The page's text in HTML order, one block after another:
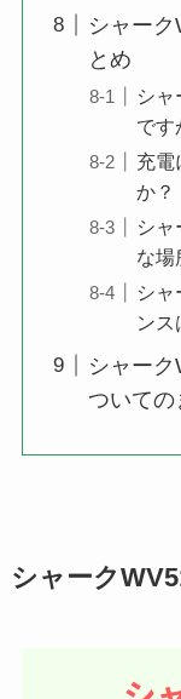
シャー
とめ
シ
です
充電
か？
シャ
な場
シ
ンス
シャー
ついての
シャーク